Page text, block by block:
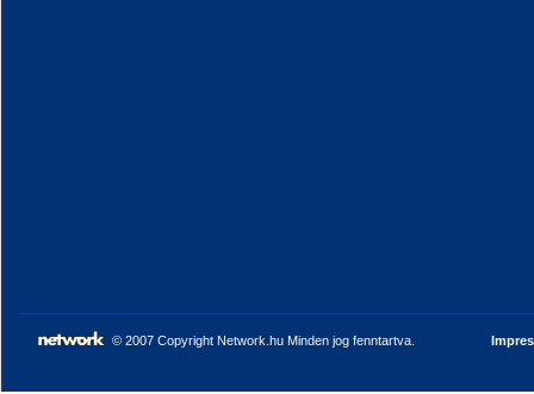
© 2007 Copyright Network.hu Minden jog fenntartva.